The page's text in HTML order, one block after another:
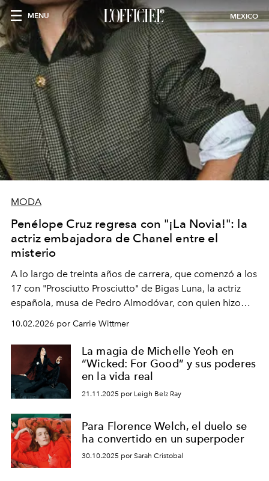
MENU MEXICO
MODA
Penélope Cruz regresa con "¡La Novia!": la
actriz embajadora de Chanel entre el
misterio
A lo largo de treinta años de carrera, que comenzó a los
17 con "Prosciutto Prosciutto" de Bigas Luna, la actriz
española, musa de Pedro Almodóvar, con quien hizo
Barcelona", ha dividido su tiempo entre Europa y
Estados Unidos. Su nueva película, "¡La novia!", está
dirigida por Maggie Gyllenhaal.
10.02.2026 por Carrie Wittmer
La magia de Michelle Yeoh en
“Wicked: For Good” y sus poderes
en la vida real
21.11.2025 por Leigh Belz Ray
Para Florence Welch, el duelo se
ha convertido en un superpoder
30.10.2025 por Sarah Cristobal